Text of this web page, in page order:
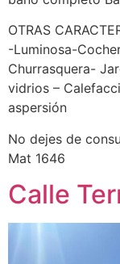
OTRAS
-Luminosa-
Churrasquera-
vidrios –
aspersión
No dejes de
Mat 1646
Calle